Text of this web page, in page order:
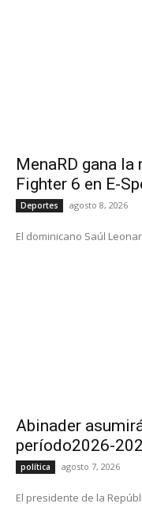
MenaRD gana
Fighter 6 en E-
Deportes agosto 8, 2026
El dominicano Saúl
Abinader
período2026-
política agosto 7, 2026
El presidente de la